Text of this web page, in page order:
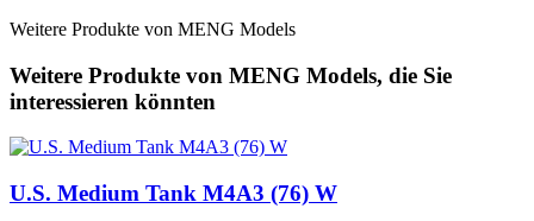
Weitere Produkte von MENG Models
Weitere Produkte von MENG Models, die Sie
interessieren könnten
U.S. Medium Tank M4A3 (76) W